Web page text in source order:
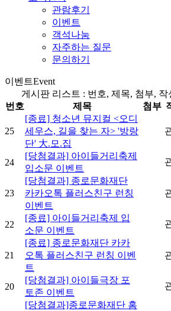
관람후기
이벤트
객석나눔
자주하는 질문
문의하기
이벤트Event
게시판 리스트 : 번호, 제목, 첨부, 작
번호
제목 첨부
25
[종료] 청소년 뮤지컬 <오디
세우스, 길을 찾는 자> '방랑
단' 大.모.집
24
[당첨결과] 아이들거리축제
입소문 이벤트
23
[당첨결과] 종로문화재단
카카오톡 플러스친구 런칭
이벤트
22
[종료] 아이들거리축제 입
소문 이벤트
21
[종료] 종로문화재단 카카
오톡 플러스친구 런칭 이벤
트
20
[당첨결과] 아이들극장 포
토존 이벤트
[당첨결과]종로문화재단 홈